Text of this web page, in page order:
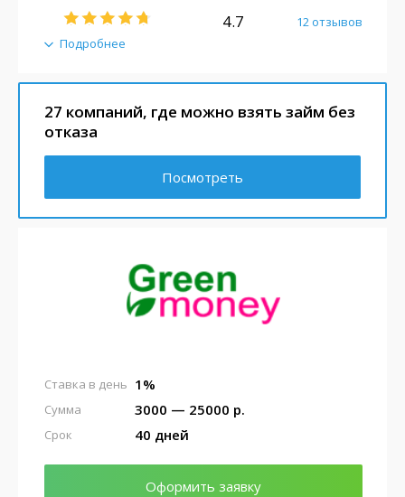
Подробнее
4.7 12 отзывов
27 компаний, где можно взять займ без
отказа
Посмотреть
1%
Ставка в день
3000 — 25000 р.
Сумма
40 дней
Срок
Оформить заявку